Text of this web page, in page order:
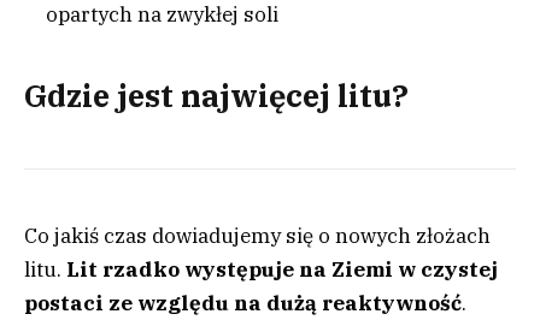
opartych na zwykłej soli
Gdzie jest najwięcej litu?
Co jakiś czas dowiadujemy się o nowych złożach
litu. Lit rzadko występuje na Ziemi w czystej
postaci ze względu na dużą reaktywność.